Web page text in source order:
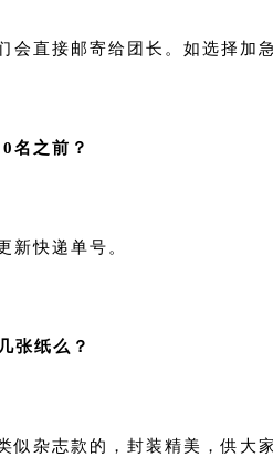
会直接邮寄给团长。如选择加
名之前？
新快递单号。
张纸么？
似杂志款的，封装精美，供大